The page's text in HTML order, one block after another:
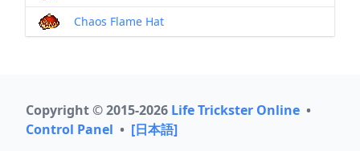
Chaos Flame Hat
Copyright © 2015-2026 Life Trickster Online •
Control Panel • [日本語]